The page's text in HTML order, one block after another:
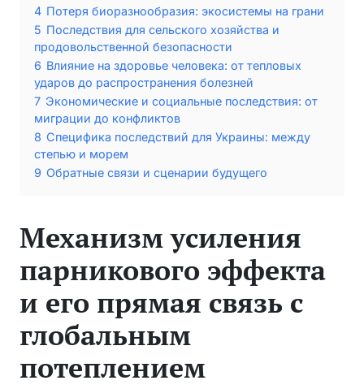
4 Потеря биоразнообразия: экосистемы на грани
5 Последствия для сельского хозяйства и
продовольственной безопасности
6 Влияние на здоровье человека: от тепловых
ударов до распространения болезней
7 Экономические и социальные последствия: от
миграции до конфликтов
8 Специфика последствий для Украины: между
степью и морем
9 Обратные связи и сценарии будущего
Механизм усиления
парникового эффекта
и его прямая связь с
глобальным
потеплением